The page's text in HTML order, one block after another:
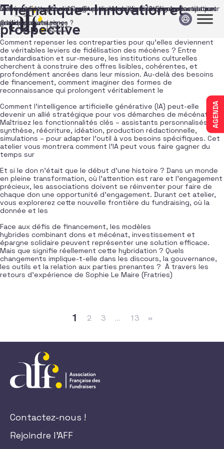
Passer au contenu
AGENDA
Thématique :Innovation et
prospective
Mécénat Entreprise – Comment innover dans les contreparties pour
fidéliser les mécènes ?
Comment repenser les contreparties pour qu’elles deviennent
de véritables leviers de fidélisation des mécènes ? Entre
standardisation et sur-mesure, les institutions culturelles
cherchent à construire des offres lisibles, cohérentes, et
profondément ancrées dans leur mission. Au-delà des besoins
de financement, comment imaginer des formes de
reconnaissance qui prolongent véritablement le
IA & mécénat culturel : gagner du temps pour renforcer la relation
grands donateurs
Comment l’intelligence artificielle générative (IA) peut-elle
devenir un allié stratégique pour vos démarches de mécénat ?
Maîtrisez les fonctionnalités clés – assistants personnalisés,
synthèse, réécriture, idéation, production rédactionnelle,
simulations – pour adapter l’outil à vos besoins spécifiques. Cet
atelier vous montrera comment l’IA peut vous faire gagner du
temps sur
Collecter des dons ne suffit plus… Mobilisons & Engageons autour
de nos projets.
Et si le don n’était que le début d’une histoire ? Dans un monde
en pleine transformation, où l’attention est rare et l’engagement
précieux, les associations doivent se réinventer pour faire de
chaque don une opportunité d’engagement. Durant cet atelier,
vous explorerez cette nouvelle frontière du fundraising, où la
donnée et les
L’investissement solidaire au service de l’intérêt général : enjeux et
pratiques
Face aux défis de financement, les modèles
hybrides combinant dons et mécénat, investissement et
épargne solidaire peuvent représenter une solution efficace.
Mais que signifie réellement cette hybridation ? Quels
changements implique-t-elle dans les discours, la gouvernance,
les outils et la relation aux parties prenantes ? À travers les
retours d’expérience de Sophie Le Maire (Fratries)
1 2 3 … 13 »
Contactez-nous !
Rejoindre l'AFF